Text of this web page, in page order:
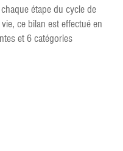
étape du cycle de
ce bilan est effectué en
et 6 catégories